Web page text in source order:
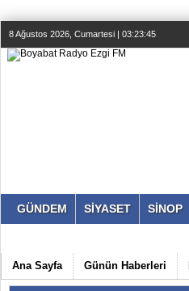
8 Ağustos 2026, Cumartesi | 03:23:45
GÜNDEM SİYASET SİNOP
Ana Sayfa Günün Haberleri